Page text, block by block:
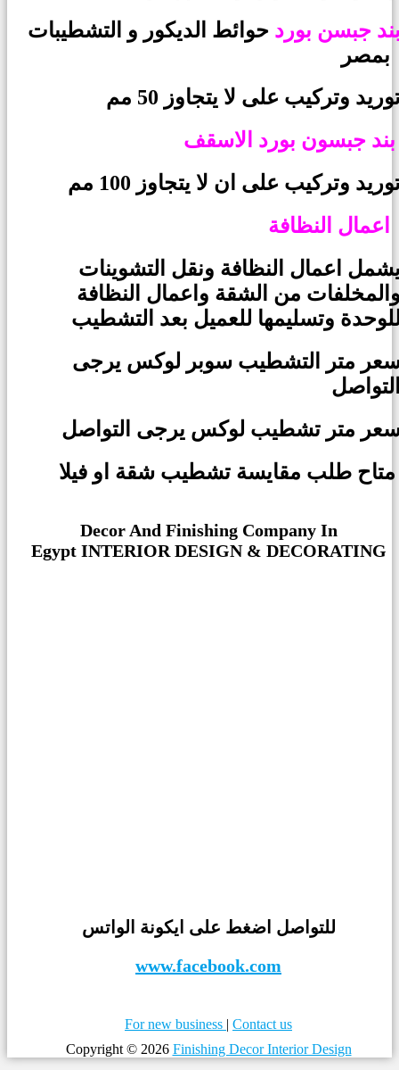
جبسن بورد حوائط الديكور و التشطيبات
وتركيب على لا يتجاوز 50 مم
وتركيب على ان لا يتجاوز 100 مم
اعمال النظافة
اعمال النظافة ونقل التشوينات
من الشقة واعمال النظافة
وتسليمها للعميل بعد التشطيب
متر التشطيب سوبر لوكس يرجى
متر تشطيب لوكس يرجى التواصل
Decor And Finishing Company In
Egypt INTERIOR DESIGN & DECORATING
للتواصل اضغط على ايكونة الواتس
www.facebook.com
For new business | Contact us
Copyright © 2026 Finishing Decor Interior Design